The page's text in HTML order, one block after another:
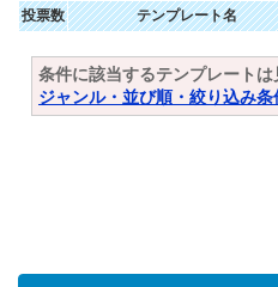
投票数 テンプレート名
条件に該当するテンプレートは
ジャンル・並び順・絞り込み条